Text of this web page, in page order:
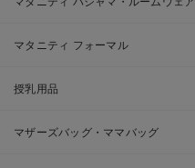
マタニティ フォーマル
授乳用品
マザーズバッグ・ママバッグ